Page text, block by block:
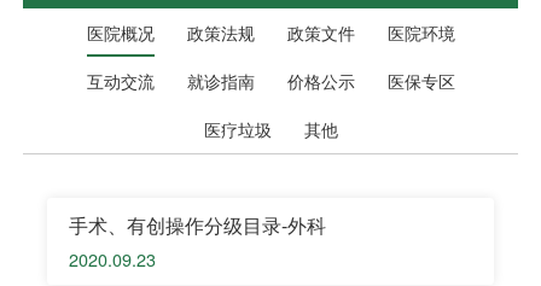
医院概况 政策法规 政策文件
医院环境
互动交流
就诊指南 价格公示
医保专区
医疗垃圾
其他
手术、有创操作分级目录-外科
2020.09.23